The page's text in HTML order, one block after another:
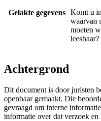
Gelakte gegevens Komt u
waarvan
moeten
leesbaar?
Achtergrond
Dit document is door juristen
openbaar gemaakt. Die
gevraagd om interne
informatie over dat verzoek en